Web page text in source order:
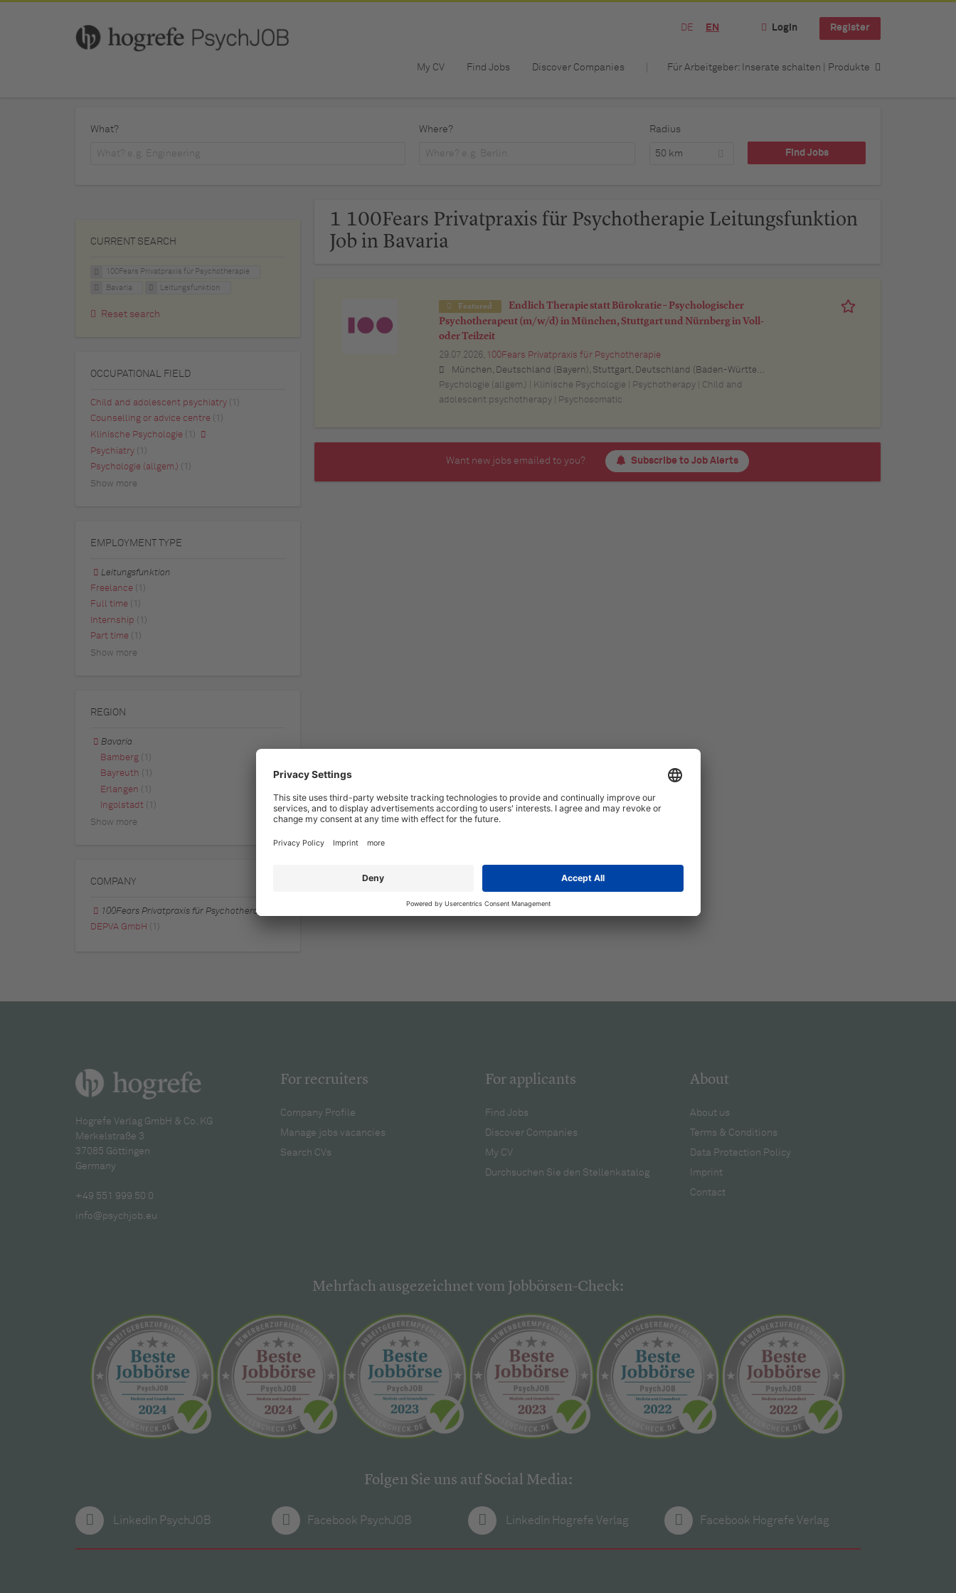
DE EN Login Register
My CV Find Jobs Discover Companies Für Arbeitgeber: Inserate schalten | Produkte
What? Where? Radius
50 km
1 100Fears Privatpraxis für Psychotherapie Leitungsfunktion
Job in Bavaria
Featured
Endlich Therapie statt Bürokratie – Psychologischer
Psychotherapeut (m/w/d) in München, Stuttgart und Nürnberg in Voll-
oder Teilzeit
29.07.2026, 100Fears Privatpraxis für Psychotherapie
München, Deutschland (Bayern), Stuttgart, Deutschland (Baden-Württemberg), Nürnberg, Deutschland (Bayern), Esslingen am Neckar, Deutschland (Baden-Württemberg), Ludwigsburg, Deutschland (Baden-Württemberg), Sindelfingen, Deutschland (Baden-Württemberg), Böblingen, Deutschland (Baden-Württemberg), Waiblingen, Deutschland (Baden-Württemberg), Heilbronn, Deutschland (Baden-Württemberg), Reutlingen, Deutschland (Baden-Württemberg), Tübingen, Deutschland (Baden-Württemberg), Aalen, Deutschland (Baden-Württemberg), Schwäbisch Gmünd, Deutschland (Baden-Württemberg), Karlsruhe, Deutschland (Baden-Württemberg), Mannheim, Deutschland (Baden-Württemberg), Ulm, Deutschland (Baden-Württemberg), Pforzheim, Deutschland (Baden-Württemberg), Offenburg, Deutschland (Baden-Württemberg), Göppingen, Deutschland (Baden-Württemberg), Baden-Baden, Deutschland (Baden-Württemberg), Heidenheim an der Brenz, Deutschland (Baden-Württemberg), Ingolstadt, Deutschland (Bayern), Erlangen, Deutschland (Bayern), Regensburg, Deutschland (Bayern), Bamberg, Deutschland (Bayern), Bayreuth, Deutschland (Bayern)
Psychologie (allgem.) | Klinische Psychologie | Psychotherapy | Child and
adolescent psychotherapy | Psychosomatic
Want new jobs emailed to you? Subscribe to Job Alerts
CURRENT SEARCH
100Fears Privatpraxis für Psychotherapie
Bavaria Leitungsfunktion
Reset search
OCCUPATIONAL FIELD
Child and adolescent psychiatry
(1)
Counselling or advice centre
(1)
Klinische Psychologie
(1)
Psychiatry (1)
Psychologie (allgem.) (1)
Show more
EMPLOYMENT TYPE
Leitungsfunktion
Freelance
(1)
Full time
(1)
Internship (1)
Part time (1)
Show more
REGION
Bavaria
Bamberg
(1)
Bayreuth
(1)
Erlangen (1)
Ingolstadt (1)
Show more
COMPANY
100Fears Privatpraxis für Psychotherapie
DEPVA GmbH
(1)
Hogrefe Verlag GmbH & Co. KG
Merkelstraße 3
37085 Göttingen
Germany
+49 551 999 50 0
info@psychjob.eu
For recruiters
Company Profile
Manage jobs vacancies
Search CVs
For applicants
Find Jobs
Discover Companies
My CV
Durchsuchen Sie den Stellenkatalog
About
About us
Terms & Conditions
Data Protection Policy
Imprint
Contact
Mehrfach ausgezeichnet vom Jobbörsen-Check:
Folgen Sie uns auf Social Media:
LinkedIn PsychJOB Facebook PsychJOB LinkedIn Hogrefe Verlag Facebook Hogrefe Verlag